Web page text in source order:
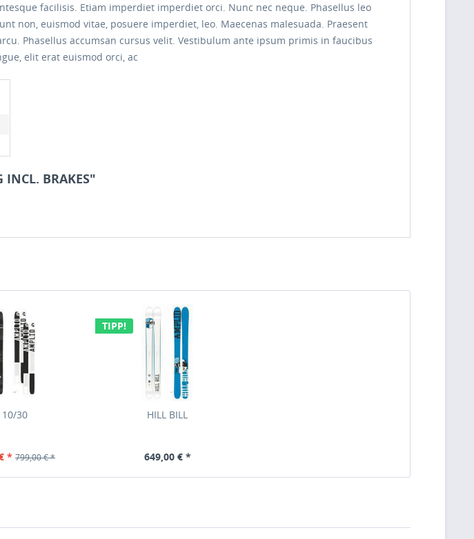
facilisis. Etiam imperdiet imperdiet orci. Nunc nec neque. Phasellus leo
non, euismod vitae, posuere imperdiet, leo. Maecenas malesuada. Praesent
Phasellus accumsan cursus velit. Vestibulum ante ipsum primis in faucibus
elit erat euismod orci, ac
BRAKES"
10/30
* 799,00 € *
TIPP!
HILL BILL
649,00 € *